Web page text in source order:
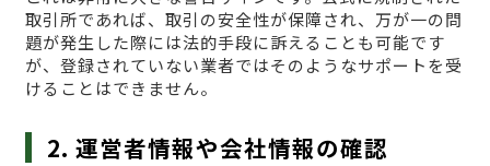
取引所であれば、取引の安全性が保障され、万が一の問
題が発生した際には法的手段に訴えることも可能です
が、登録されていない業者ではそのようなサポートを受
けることはできません。
2. 運営者情報や会社情報の確認